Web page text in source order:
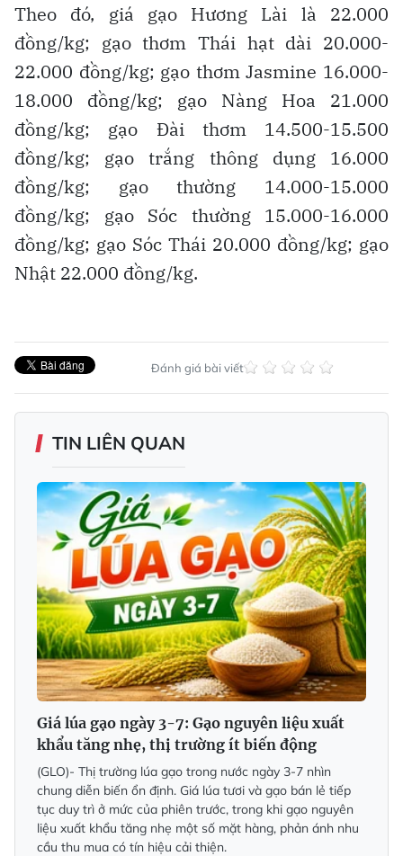
Theo đó, giá gạo Hương Lài là 22.000
đồng/kg; gạo thơm Thái hạt dài 20.000-
22.000 đồng/kg; gạo thơm Jasmine 16.000-
18.000 đồng/kg; gạo Nàng Hoa 21.000
đồng/kg; gạo Đài thơm 14.500-15.500
đồng/kg; gạo trắng thông dụng 16.000
đồng/kg; gạo thường 14.000-15.000
đồng/kg; gạo Sóc thường 15.000-16.000
đồng/kg; gạo Sóc Thái 20.000 đồng/kg; gạo
Nhật 22.000 đồng/kg.
Đánh giá bài viết
TIN LIÊN QUAN
Giá lúa gạo ngày 3-7: Gạo nguyên liệu xuất
khẩu tăng nhẹ, thị trường ít biến động
(GLO)- Thị trường lúa gạo trong nước ngày 3-7 nhìn
chung diễn biến ổn định. Giá lúa tươi và gạo bán lẻ tiếp
tục duy trì ở mức của phiên trước, trong khi gạo nguyên
liệu xuất khẩu tăng nhẹ một số mặt hàng, phản ánh nhu
cầu thu mua có tín hiệu cải thiện.